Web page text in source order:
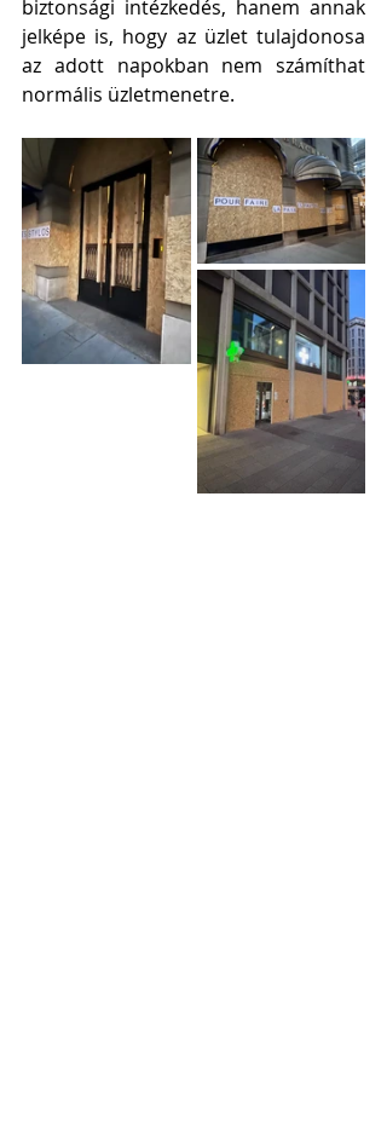
biztonsági intézkedés, hanem annak
jelképe is, hogy az üzlet tulajdonosa
az adott napokban nem számíthat
normális üzletmenetre.